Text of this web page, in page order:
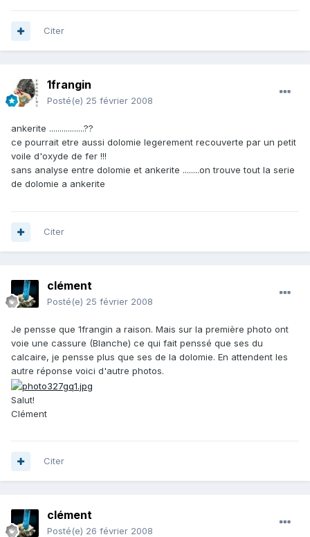
Citer
1frangin
Posté(e) 25 février 2008
ankerite .................??
ce pourrait etre aussi dolomie legerement recouverte par un petit
voile d'oxyde de fer !!!
sans analyse entre dolomie et ankerite ........on trouve tout la serie
de dolomie a ankerite
Citer
clément
Posté(e) 25 février 2008
Je pensse que 1frangin a raison. Mais sur la première photo ont
voie une cassure (Blanche) ce qui fait penssé que ses du
calcaire, je pensse plus que ses de la dolomie. En attendent les
autre réponse voici d'autre photos.
Salut!
Clément
Citer
clément
Posté(e) 26 février 2008